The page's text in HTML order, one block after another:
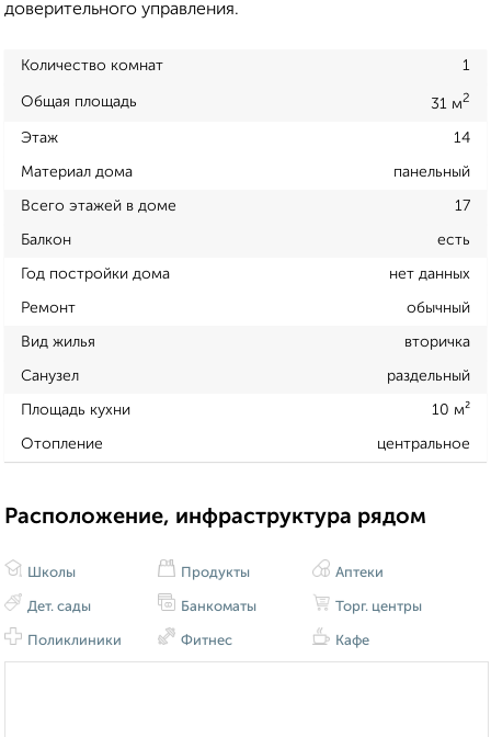
доверительного управления.
Количество комнат 1
Общая площадь 31 м2
Этаж 14
Материал дома панельный
Всего этажей в доме 17
Балкон есть
Год постройки дома нет данных
Ремонт обычный
Вид жилья вторичка
Санузел раздельный
Площадь кухни 10 м²
Отопление центральное
Расположение, инфраструктура рядом
Школы
Дет. сады
Поликлиники
Продукты
Банкоматы
Фитнес
Аптеки
Торг. центры
Кафе